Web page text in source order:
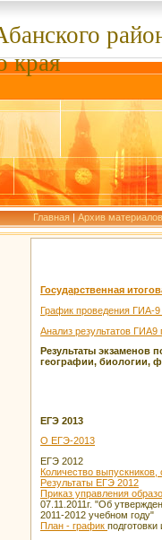
края
Главная | Архив материалов
Государственная
График проведения ГИА-
Анализ результатов ГИА9
Результаты экзаменов
географии, биологии,
ЕГЭ 2013
О ЕГЭ-2013
ЕГЭ 2012
Количество
Результаты ЕГЭ 2012
Приказ управления
07.11.2011г. "Об
2011-2012 учебном году"
План - график